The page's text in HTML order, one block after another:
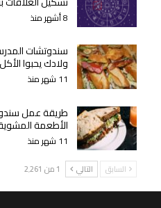
8 أشهر منذ
سندوتشات
ولادك يحبوا
11 شهر منذ
طريقة عمل
الأطعمة
11 شهر منذ
السابق التالي 1 من 2٬261